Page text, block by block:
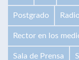
Postgrado
Rector en los
Sala de Prensa